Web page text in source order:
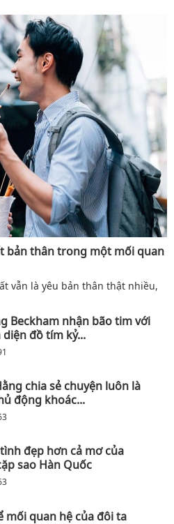
bản thân trong một mối quan
vẫn là yêu bản thân thật nhiều,
Beckham nhận bão tim với
đồ tím kỷ...
chia sẻ chuyện luôn là
động khoác...
đẹp hơn cả mơ của
sao Hàn Quốc
mối quan hệ của đôi ta